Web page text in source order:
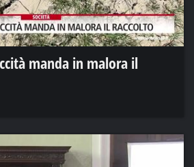
manda in malora il